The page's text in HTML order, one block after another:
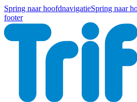
Spring naar hoofdnavigatieSpring naar
footer